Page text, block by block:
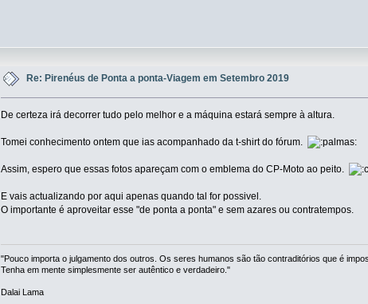
Re: Pirenéus de Ponta a ponta-Viagem em Setembro 2019
De certeza irá decorrer tudo pelo melhor e a máquina estará sempre à altura.
Tomei conhecimento ontem que ias acompanhado da t-shirt do fórum.
Assim, espero que essas fotos apareçam com o emblema do CP-Moto ao peito.
E vais actualizando por aqui apenas quando tal for possivel.
O importante é aproveitar esse "de ponta a ponta" e sem azares ou contratempos.
"Pouco importa o julgamento dos outros. Os seres humanos são tão contraditórios que é
Tenha em mente simplesmente ser autêntico e verdadeiro."
Dalai Lama